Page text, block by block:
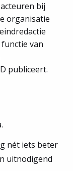
bij
organisatie
van
publiceert.
nét iets beter
uitnodigend